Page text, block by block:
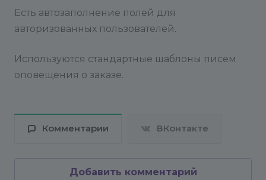
Есть автозаполнение полей для
авторизованных пользователей.
Используются стандартные шаблоны писем
оповещения о заказе.
Комментарии ВКонтакте
Добавить комментарий